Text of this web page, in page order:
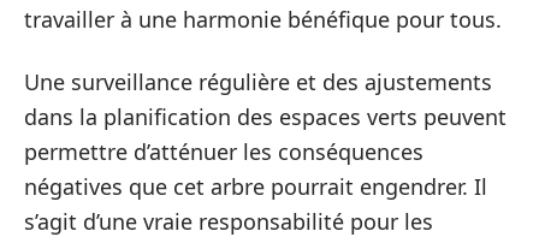
travailler à une harmonie bénéfique pour tous.
Une surveillance régulière et des ajustements
dans la planification des espaces verts peuvent
permettre d’atténuer les conséquences
négatives que cet arbre pourrait engendrer. Il
s’agit d’une vraie responsabilité pour les